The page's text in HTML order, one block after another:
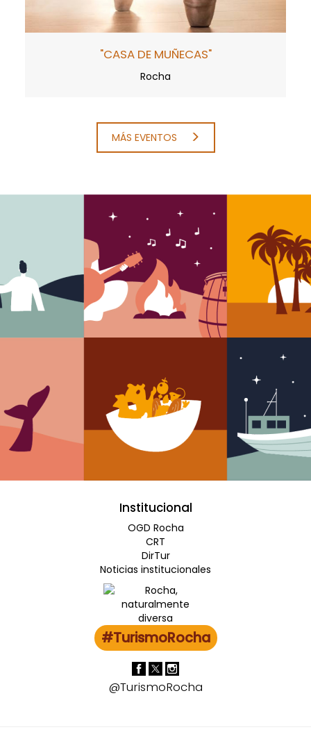
"CASA DE MUÑECAS"
Rocha
MÁS EVENTOS
Institucional
OGD Rocha
CRT
DirTur
Noticias institucionales
#TurismoRocha
@TurismoRocha